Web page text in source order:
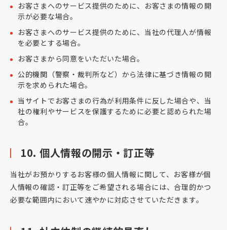
お客さまへのサービス提供のために、お客さまの情報の開
示が必要な場合。
お客さまへのサービス提供のために、当社の代理人が情報
を必要とする場合。
お客さまから同意をいただいた場合。
公的機関（警察・裁判所など）から法律に基づき情報の開
示を求められた場合。
当サイトでお客さまの行為が利用条件に反した場合や、当
社の権利やサービスを保護するために必要と認められた場
合。
10. 個人情報の開示・訂正等
当社がお預かりするお客様の個人情報に関して、お客様が個
人情報の確認・訂正等をご希望される場合には、合理的かつ
必要な範囲内において速やかに対応させていただきます。